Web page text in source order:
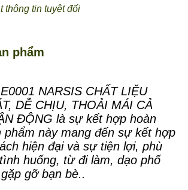
thông tin tuyệt đối
phẩm
NARSIS CHẤT LIỆU
DỄ CHỊU, THOẢI MÁI CẢ
ĐỘNG là sự kết hợp hoàn
phẩm này mang đến sự kết hợp
hiện đại và sự tiện lợi, phù
huống, từ đi làm, dạo phố
gỡ bạn bè..